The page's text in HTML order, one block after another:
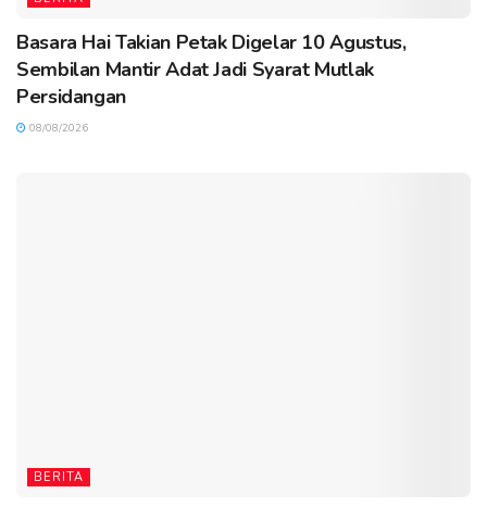
Basara Hai Takian Petak Digelar 10 Agustus,
Sembilan Mantir Adat Jadi Syarat Mutlak
Persidangan
08/08/2026
BERITA